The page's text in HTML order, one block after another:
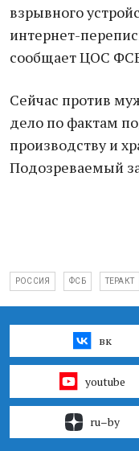
взрывного
интернет-
сообщает ЦОС
Сейчас против
дело по фактам
производству и
Подозреваемый
РОССИЯ ФСБ ТЕРАКТ
вк
youtube
ru–by